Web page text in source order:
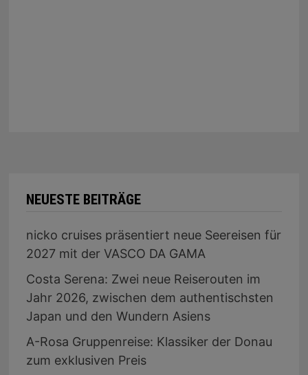
NEUESTE BEITRÄGE
nicko cruises präsentiert neue Seereisen für
2027 mit der VASCO DA GAMA
Costa Serena: Zwei neue Reiserouten im
Jahr 2026, zwischen dem authentischsten
Japan und den Wundern Asiens
A-Rosa Gruppenreise: Klassiker der Donau
zum exklusiven Preis